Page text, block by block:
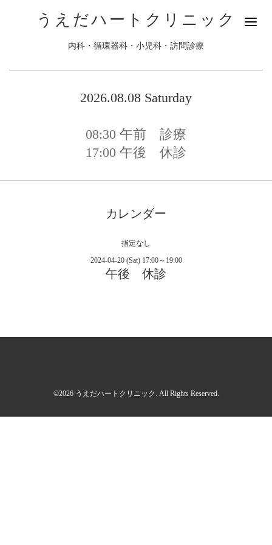
うえだハートクリニック
内科・循環器科・小児科・訪問診療
2026.08.08 Saturday
08:30 午前 診療
17:00 午後 休診
カレンダー
指定なし
2024-04-20 (Sat) 17:00～19:00
午後 休診
©2026 うえだハートクリニック . All Rights Reserved.